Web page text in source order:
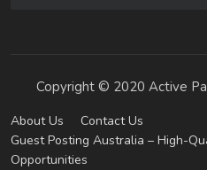
Copyright © 2020 Active
About Us
Contact Us
Guest Posting Australia – High-
Opportunities